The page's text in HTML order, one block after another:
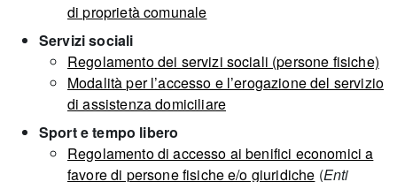
di proprietà comunale
Servizi sociali
Regolamento dei servizi sociali (persone fisiche)
Modalità per l’accesso e l’erogazione del servizio
di assistenza domiciliare
Sport e tempo libero
Regolamento di accesso ai benifici economici a
favore di persone fisiche e/o giuridiche (Enti